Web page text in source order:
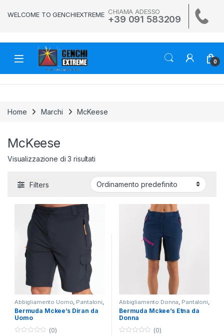
WELCOME TO GENCHIEXTREME CHIAMA ADESSO
+39 091 583209
0
Home Marchi McKeese
McKeese
Visualizzazione di 3 risultati
Filters
Abbigliamento Uomo Pantaloni
TREKKING
Bermuda Mckee’s Diran da
Uomo
(0)
Abbigliamento Donna Pantaloni
TREKKING
Bermuda Mckee’s Etna da
Donna
(0)